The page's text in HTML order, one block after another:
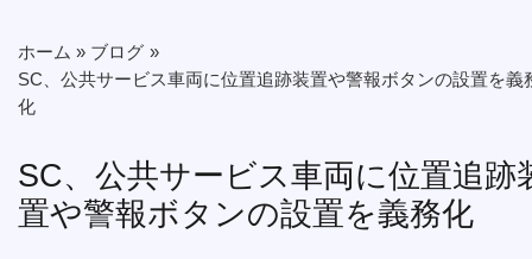
ホーム
ブログ
SC、公共サービス車両に位置追跡装置や警報ボタンの設置を義
化
SC、公共サービス車両に位置追跡
置や警報ボタンの設置を義務化